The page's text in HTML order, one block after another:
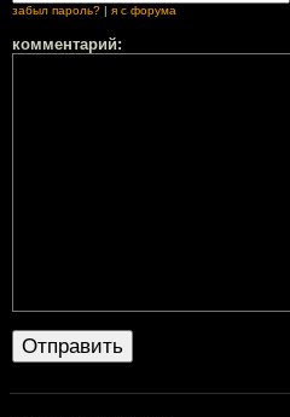
забыл пароль? | я с форума
комментарий: